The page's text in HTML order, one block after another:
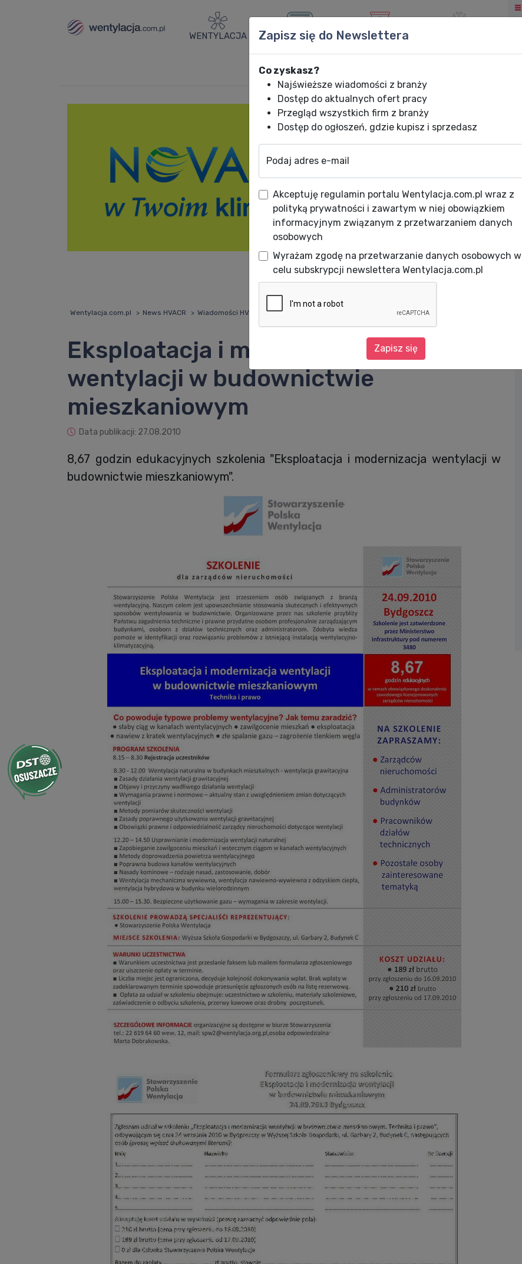
WENTYLACJA KLIMATYZACJA OGRZEWANIE
Wentylacja.com.pl News HVACR Wiadomości HVACR Eksploatacja i modernizacja wentylacji w budownictwie mieszkaniowym
Eksploatacja i modernizacja
wentylacji w budownictwie
mieszkaniowym
Data publikacji: 27.08.2010
8,67 godzin edukacyjnych szkolenia "Eksploatacja i modernizacja wentylacji w
budownictwie mieszkaniowym".
Zapisz się do Newslettera
Co zyskasz?
Najświeższe wiadomości z branży
Dostęp do aktualnych ofert pracy
Przegląd wszystkich firm z branży
Dostęp do ogłoszeń, gdzie kupisz i sprzedasz
Podaj adres e-mail
Akceptuję regulamin portalu Wentylacja.com.pl wraz z
polityką prywatności i zawartym w niej obowiązkiem
informacyjnym związanym z przetwarzaniem danych
osobowych
Wyrażam zgodę na przetwarzanie danych osobowych w
celu subskrypcji newslettera Wentylacja.com.pl
Zapisz się